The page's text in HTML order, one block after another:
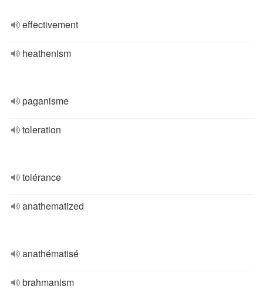
effectivement
heathenism
paganisme
toleration
tolérance
anathematized
anathématisé
brahmanism